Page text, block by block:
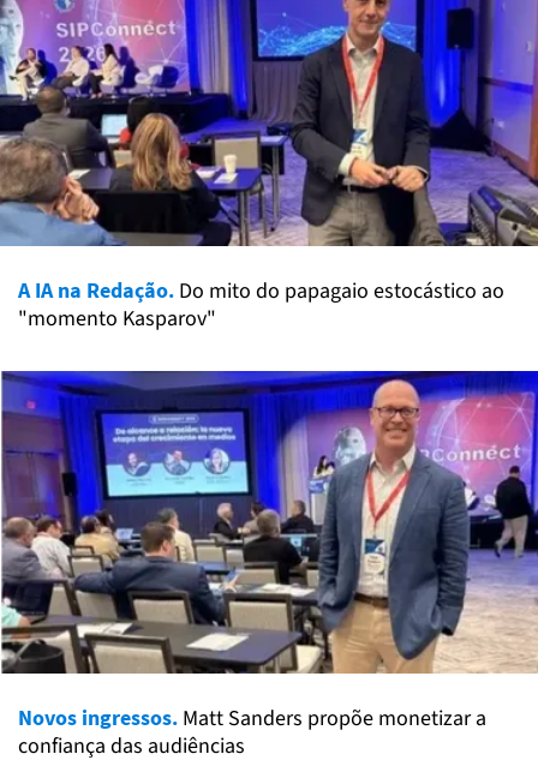
A IA na Redação. Do mito do papagaio estocástico ao
"momento Kasparov"
Novos ingressos. Matt Sanders propõe monetizar a
confiança das audiências